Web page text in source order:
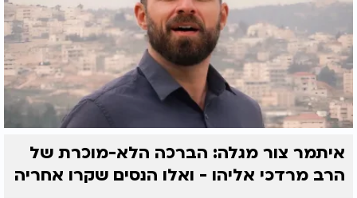
איתמר צור מגלה: הברכה הלא-מוכרת של
הרב מרדכי אליהו - ואלו הנסים שקרו אחריה